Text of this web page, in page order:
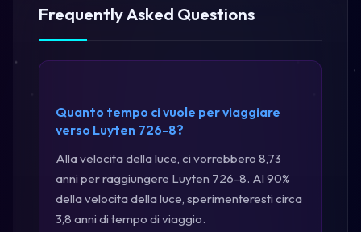
Frequently Asked Questions
Quanto tempo ci vuole per viaggiare
verso Luyten 726-8?
Alla velocita della luce, ci vorrebbero 8,73
anni per raggiungere Luyten 726-8. Al 90%
della velocita della luce, sperimenteresti circa
3,8 anni di tempo di viaggio.